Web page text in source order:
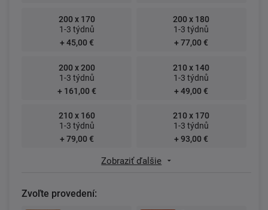
200 x 170
1-3 týdnů
+ 45,00 €
200 x 180
1-3 týdnů
+ 77,00 €
200 x 200
1-3 týdnů
+ 161,00 €
210 x 140
1-3 týdnů
+ 49,00 €
210 x 160
1-3 týdnů
+ 79,00 €
210 x 170
1-3 týdnů
+ 93,00 €
Zobraziť ďalšie
Zvoľte provedení: